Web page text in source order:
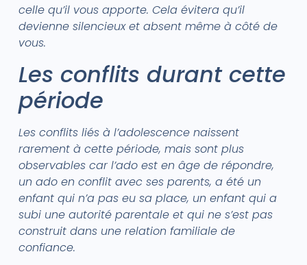
celle qu’il vous apporte. Cela évitera qu’il
devienne silencieux et absent même à côté de
vous.
Les conflits durant cette
période
Les conflits liés à l’adolescence naissent
rarement à cette période, mais sont plus
observables car l’ado est en âge de répondre,
un ado en conflit avec ses parents, a été un
enfant qui n’a pas eu sa place, un enfant qui a
subi une autorité parentale et qui ne s’est pas
construit dans une relation familiale de
confiance.